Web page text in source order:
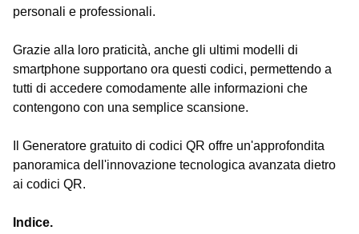
personali e professionali.
Grazie alla loro praticità, anche gli ultimi modelli di
smartphone supportano ora questi codici, permettendo a
tutti di accedere comodamente alle informazioni che
contengono con una semplice scansione.
Il Generatore gratuito di codici QR offre un'approfondita
panoramica dell'innovazione tecnologica avanzata dietro
ai codici QR.
Indice.